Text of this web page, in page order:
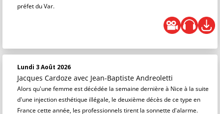
préfet du Var.
Lundi 3 Août 2026
Jacques Cardoze avec Jean-Baptiste Andreoletti
Alors qu'une femme est décédée la semaine dernière à Nice à la suite
d'une injection esthétique illégale, le deuxième décès de ce type en
France cette année, les professionnels tirent la sonnette d'alarme.